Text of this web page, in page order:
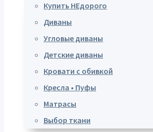
Купить НЕдорого
Диваны
Угловые диваны
Детские диваны
Кровати с обивкой
Кресла • Пуфы
Матрасы
Выбор ткани